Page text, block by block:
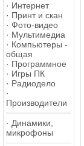
· Интернет
· Принт и скан
· Фото-видео
· Мультимедиа
· Компьютеры -
общая
· Программное
· Игры ПК
· Радиодело
·
Производители
· Динамики,
микрофоны